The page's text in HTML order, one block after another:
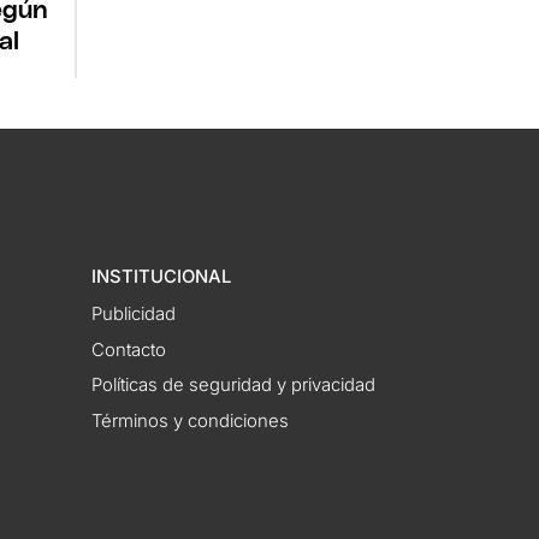
INSTITUCIONAL
Publicidad
Contacto
Políticas de seguridad y privacidad
Términos y condiciones